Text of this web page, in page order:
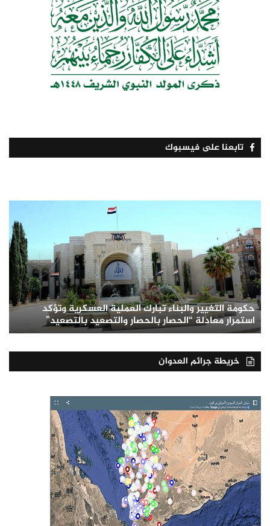
تابعنا على فيسبوك
حكومة التغيير والبناء تبارك العملية العسكرية وتؤكد
استمرار معادلة “الحصار بالحصار والتصعيد بالتصعيد”
خريطة جرائم العدوان